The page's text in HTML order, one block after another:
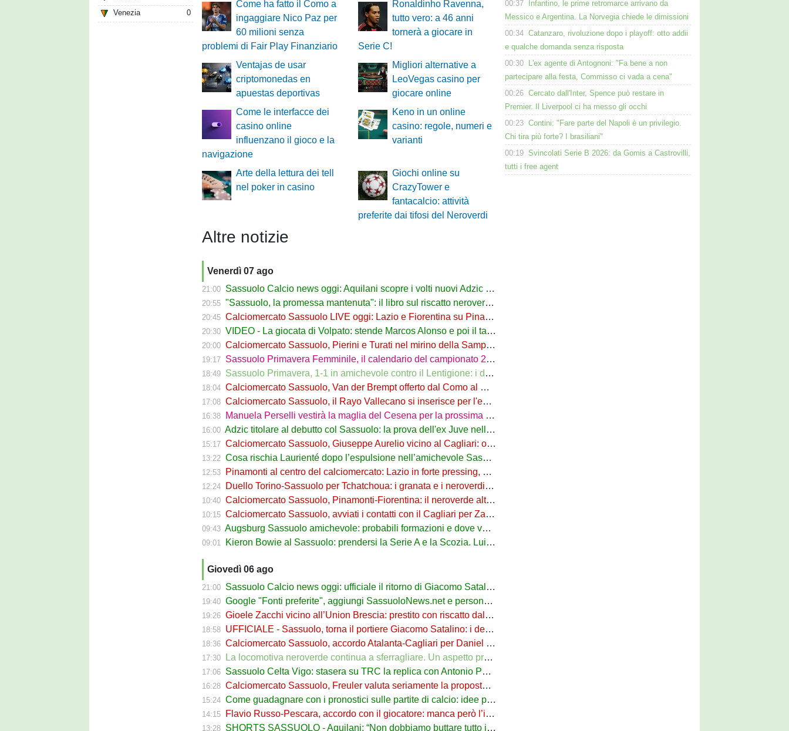
Venezia
0
Come ha fatto il Como a
ingaggiare Nico Paz per
60 milioni senza
problemi di Fair Play Finanziario
Ronaldinho Ravenna,
tutto vero: a 46 anni
tornerà a giocare in
Serie C!
Ventajas de usar
criptomonedas en
apuestas deportivas
Migliori alternative a
LeoVegas casino per
giocare online
Come le interfacce dei
casino online
influenzano il gioco e la
navigazione
Keno in un online
casino: regole, numeri e
varianti
Arte della lettura dei tell
nel poker in casino
Giochi online su
CrazyTower e
fantacalcio: attività
preferite dai tifosi del Neroverdi
Altre notizie
Venerdì 07 ago
21:00 Sassuolo Calcio news oggi: Aquilani scopre i volti nuovi Adzic e Bowie
20:55 "Sassuolo, la promessa mantenuta": il libro sul riscatto neroverde su Amazon e in libreria
20:45 Calciomercato Sassuolo LIVE oggi: Lazio e Fiorentina su Pinamonti, rispunta Zappa
20:30 VIDEO - La giocata di Volpato: stende Marcos Alonso e poi il tacco per il gol di Bakola
20:00 Calciomercato Sassuolo, Pierini e Turati nel mirino della Sampdoria
19:17 Sassuolo Primavera Femminile, il calendario del campionato 26/27: si parte a Parma
18:49 Sassuolo Primavera, 1-1 in amichevole contro il Lentigione: i dettagli
18:04 Calciomercato Sassuolo, Van der Brempt offerto dal Como al Cagliari per avere Esposito
17:08 Calciomercato Sassuolo, il Rayo Vallecano si inserisce per l'ex Torino Obrador
16:38 Manuela Perselli vestirà la maglia del Cesena per la prossima stagione
16:00 Adzic titolare al debutto col Sassuolo: la prova dell'ex Juve nell'1-4 col Celta
15:17 Calciomercato Sassuolo, Giuseppe Aurelio vicino al Cagliari: operazione in dirittura d’arrivo
13:22 Cosa rischia Laurienté dopo l’espulsione nell’amichevole Sassuolo-Celta Vigo
12:53 Pinamonti al centro del calciomercato: Lazio in forte pressing, Fiorentina osserva
12:24 Duello Torino-Sassuolo per Tchatchoua: i granata e i neroverdi valutano per l'ex Verona
10:40 Calciomercato Sassuolo, Pinamonti-Fiorentina: il neroverde alternativa a Pellegrino del Parma
10:15 Calciomercato Sassuolo, avviati i contatti con il Cagliari per Zappa
09:43 Augsburg Sassuolo amichevole: probabili formazioni e dove vederla in tv e streaming
09:01 Kieron Bowie al Sassuolo: prendersi la Serie A e la Scozia. Lui o Pinamonti: chi sarà titolare
Giovedì 06 ago
21:00 Sassuolo Calcio news oggi: ufficiale il ritorno di Giacomo Satalino a un mese dall'addio
19:40 Google "Fonti preferite", aggiungi SassuoloNews.net e personalizza le tue notizie
19:26 Gioele Zacchi vicino all’Union Brescia: prestito con riscatto dal Sassuolo
18:58 UFFICIALE - Sassuolo, torna il portiere Giacomo Satalino: i dettagli
18:36 Calciomercato Sassuolo, accordo Atalanta-Cagliari per Daniel Maldini: i dettagli
17:30 La locomotiva neroverde continua a sferragliare. Un aspetto preoccupa Aquilani dopo il Celta
17:06 Sassuolo Celta Vigo: stasera su TRC la replica con Antonio Parrotto seconda voce nel 2° tempo
16:28 Calciomercato Sassuolo, Freuler valuta seriamente la proposta neroverde
15:24 Come guadagnare con i pronostici sulle partite di calcio: idee per gli appassionati di sport
14:15 Flavio Russo-Pescara, accordo con il giocatore: manca però l’intesa con il Sassuolo
13:28 SHORTS SASSUOLO - Aquilani: “Non dobbiamo buttare tutto in vacca”
00:37
Infantino, le prime retromarce arrivano da
Messico e Argentina. La Norvegia chiede le dimissioni
00:34 Catanzaro, rivoluzione dopo i playoff: otto addii
e qualche domanda senza risposta
00:30
L'ex agente di Antognoni: "Fa bene a non
partecipare alla festa, Commisso ci vada a cena"
00:26 Cercato dall'Inter, Spence può restare in
Premier. Il Liverpool ci ha messo gli occhi
00:23 Contini: "Fare parte del Napoli è un privilegio.
Chi tira più forte? I brasiliani"
00:19 Svincolati Serie B 2026: da Gomis a Castrovilli,
tutti i free agent